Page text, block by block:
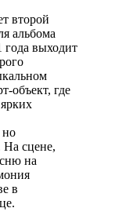
второй
альбома
выходит
объект, где
но
сцене,
на
в